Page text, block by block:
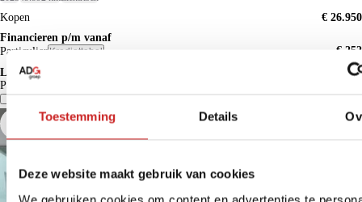
Toestemming Details
Deze website maakt gebruik van cookies
We gebruiken cookies om content en advertenties te
Kopen
€ 26.950
Financieren p/m vanaf
ParticulierKrediettabel
€ 252
Lease p/m vanaf
Particulier